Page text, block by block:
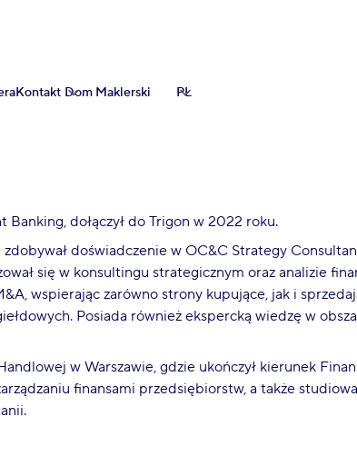
Kontakt Dom Maklerski PL
dołączył do Trigon w 2022 roku.
doświadczenie w OC&C Strategy
się w konsultingu strategicznym oraz analizie
wspierając zarówno strony kupujące, jak i
Posiada również ekspercką wiedzę w
w Warszawie, gdzie ukończył kierunek
finansami przedsiębiorstw, a także